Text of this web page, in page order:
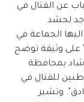
عن القتال في
لحشد
الجماعة في
على وثيقة توضح
بمحافظة
للقتال في
وتشير